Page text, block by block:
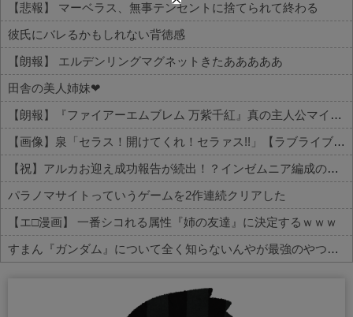
【悲報】 マーベラス、無事テンセントに捨てられて終わる
彼氏にバレるかもしれない背徳感
【朗報】 エルデンリングマグネットきたあああああ
田舎の美人姉妹❤
【朗報】『ファイアーエムブレム 万紫千紅』真の主人公マイユニはキャラメイクが可能
【画像】泉「セラス！開けてくれ！セラァス!!」【ラブライブ！蓮ノ空】
【祝】アルカお迎え成功報告が続出！？インゼムニア編成の声がコチラ
パラノマサイトっていうゲームを2作連続クリアした
【エ□漫画】 一番シコれる属性『姉の友達』に決定するｗｗｗ
すまん『ガンダム』について全く知らないんやが最強のやつはどんなの？